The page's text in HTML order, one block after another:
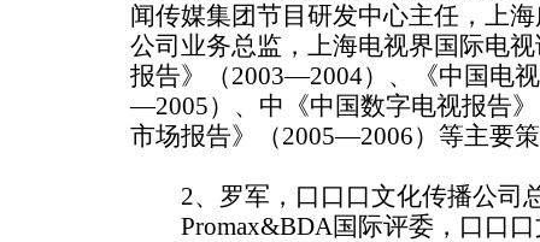
闻传媒集团节目研发中心主任，上
公司业务总监，上海电视界国际电
报告》（2003—2004）、《中国电
—2005）、中《中国数字电视报告
市场报告》（2005—2006）等主要
2、罗军，口口口文化传播公司
Promax&BDA国际评委，口口口